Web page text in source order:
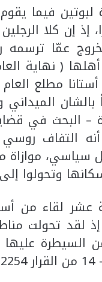
لبوتين فيما
عمّا ترسمه
– البحث في
التفاف
موازاة
وتحولوا
عشر لقاء من
إذ لقد تحولت
السيطرة عليها